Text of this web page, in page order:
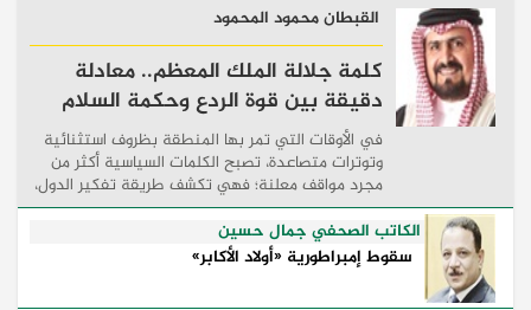
القبطان محمود المحمود
كلمة جلالة الملك المعظم.. معادلة
دقيقة بين قوة الردع وحكمة السلام
في الأوقات التي تمر بها المنطقة بظروف استثنائية
وتوترات متصاعدة، تصبح الكلمات السياسية أكثر من
مجرد مواقف معلنة؛ فهي تكشف طريقة تفكير الدول،
وكيفية إدارتها للأزمات، والحدود التي تفصل بين القوة
...
الكاتب الصحفي جمال حسين
سقوط إمبراطورية «أولاد الأكابر»